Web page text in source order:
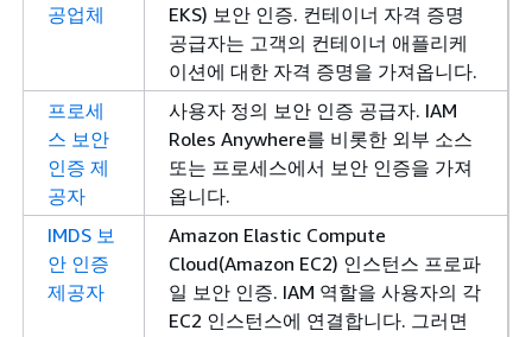
공업체
EKS) 보안 인증. 컨테이너 자격 증명
공급자는 고객의 컨테이너 애플리케
이션에 대한 자격 증명을 가져옵니다.
프로세
스 보안
인증 제
공자
사용자 정의 보안 인증 공급자. IAM
Roles Anywhere를 비롯한 외부 소스
또는 프로세스에서 보안 인증을 가져
옵니다.
IMDS 보
안 인증
제공자
Amazon Elastic Compute
Cloud(Amazon EC2) 인스턴스 프로파
일 보안 인증. IAM 역할을 사용자의 각
EC2 인스턴스에 연결합니다. 그러면